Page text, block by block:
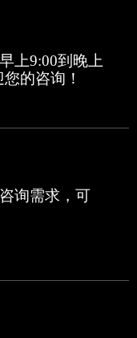
上9:00到晚上
的咨询！
询需求，可